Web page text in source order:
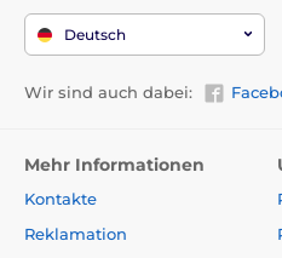
Deutsch
Wir sind auch dabei:
Mehr Informationen
Kontakte
Reklamation